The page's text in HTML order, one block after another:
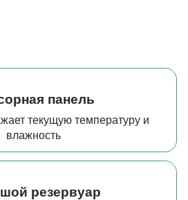
панель
текущую температуру и
влажность
резервуар